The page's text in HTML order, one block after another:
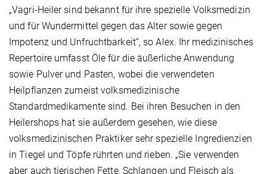
„Vagri-Heiler sind bekannt für ihre spezielle Volksmedizin
und für Wundermittel gegen das Alter sowie gegen
Impotenz und Unfruchtbarkeit“, so Alex. Ihr medizinisches
Repertoire umfasst Öle für die äußerliche Anwendung
sowie Pulver und Pasten, wobei die verwendeten
Heilpflanzen zumeist volksmedizinische
Standardmedikamente sind. Bei ihren Besuchen in den
Heilershops hat sie außerdem gesehen, wie diese
volksmedizinischen Praktiker sehr spezielle Ingredienzien
in Tiegel und Töpfe rührten und rieben. „Sie verwenden
aber auch tierischen Fette, Schlangen und Fleisch als